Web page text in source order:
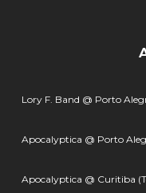
Lory F. Band @ Porto
Apocalyptica @ Porto
Apocalyptica @ Curitiba